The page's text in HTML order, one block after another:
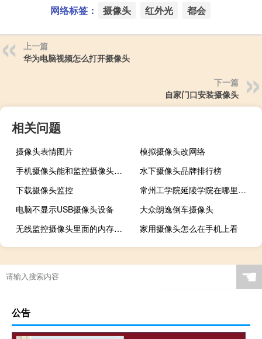
网络标签： 摄像头 红外光 都会
上一篇
华为电脑视频怎么打开摄像头
下一篇
自家门口安装摄像头
相关问题
摄像头表情图片
模拟摄像头改网络
手机摄像头能和监控摄像头替换吗
水下摄像头品牌排行榜
下载摄像头监控
常州工学院延陵学院在哪里（常州工学院延陵学院）
电脑不显示USB摄像头设备
大众朗逸倒车摄像头
无线监控摄像头里面的内存卡读不了
家用摄像头怎么在手机上看
☚
公告